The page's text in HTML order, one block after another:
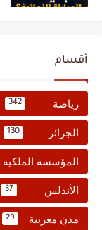
أقسام
رياضة 342
الجزائر 130
المؤسسة الملكية
الأندلس 37
مدن مغربية 29